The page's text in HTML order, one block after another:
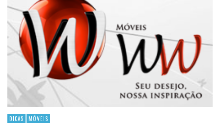
DICAS MÓVEIS